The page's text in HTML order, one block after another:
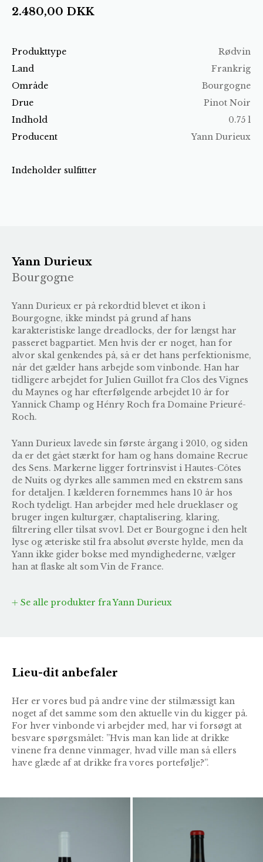
Produkttype
Rødvin
Land
Frankrig
Område
Bourgogne
Drue
Pinot Noir
Indhold
0.75 l
Producent
Yann Durieux
Indeholder sulfitter
2.480,00 DKK
Yann Durieux
Bourgogne
Yann Durieux er på rekordtid blevet et ikon i
Bourgogne, ikke mindst på grund af hans
karakteristiske lange dreadlocks, der for længst har
passeret bagpartiet. Men hvis der er noget, han for
alvor skal genkendes på, så er det hans perfektionisme,
når det gælder hans arbejde som vinbonde. Han har
tidligere arbejdet for Julien Guillot fra Clos des Vignes
du Maynes og har efterfølgende arbejdet 10 år for
Yannick Champ og Hénry Roch fra Domaine Prieuré-
Roch.
Yann Durieux lavede sin første årgang i 2010, og siden
da er det gået stærkt for ham og hans domaine Recrue
des Sens. Markerne ligger fortrinsvist i Hautes-Côtes
de Nuits og dyrkes alle sammen med en ekstrem sans
for detaljen. I kælderen fornemmes hans 10 år hos
Roch tydeligt. Han arbejder med hele drueklaser og
bruger ingen kulturgær, chaptalisering, klaring,
filtrering eller tilsat svovl. Det er Bourgogne i den helt
lyse og æteriske stil fra absolut øverste hylde, men da
Yann ikke gider bokse med myndighederne, vælger
han at flaske alt som Vin de France.
Se alle produkter fra Yann Durieux
Lieu-dit anbefaler
Her er vores bud på andre vine der stilmæssigt kan
noget af det samme som den aktuelle vin du kigger på.
For hver vinbonde vi arbejder med, har vi forsøgt at
besvare spørgsmålet: ”Hvis man kan lide at drikke
vinene fra denne vinmager, hvad ville man så ellers
have glæde af at drikke fra vores portefølje?”.